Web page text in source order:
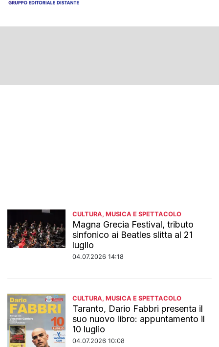
CULTURA, MUSICA E SPETTACOLO
Magna Grecia Festival, tributo
sinfonico ai Beatles slitta al 21
luglio
04.07.2026 14:18
CULTURA, MUSICA E SPETTACOLO
Taranto, Dario Fabbri presenta il
suo nuovo libro: appuntamento il
10 luglio
04.07.2026 10:08